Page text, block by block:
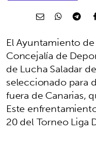
El Ayuntamiento
Concejalía de
de Lucha Saladar
seleccionado para
fuera de Canarias,
Este
20 del Torneo Liga